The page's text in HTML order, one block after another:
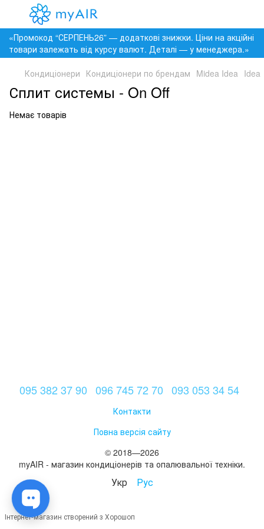
«Промокод “СЕРПЕНЬ26” — додаткові знижки. Ціни на акційні
товари залежать від курсу валют. Деталі — у менеджера.»
Кондиціонери Кондиціонери по брендам Midea Idea Idea
Сплит системы - On Off
Немає товарів
095 382 37 90 096 745 72 70 093 053 34 54
Контакти
Повна версія сайту
© 2018—2026
myAIR - магазин кондиціонерів та опалювальної техніки.
Укр Рус
Інтернет-магазин створений з Хорошоп